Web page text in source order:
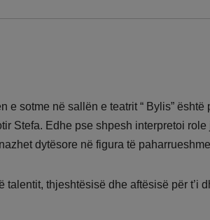
sotme në sallën e teatrit “ Bylis” është
Stefa. Edhe pse shpesh interpretoi role
dytësore në figura të
thjeshtësisë dhe aftësisë për t’i